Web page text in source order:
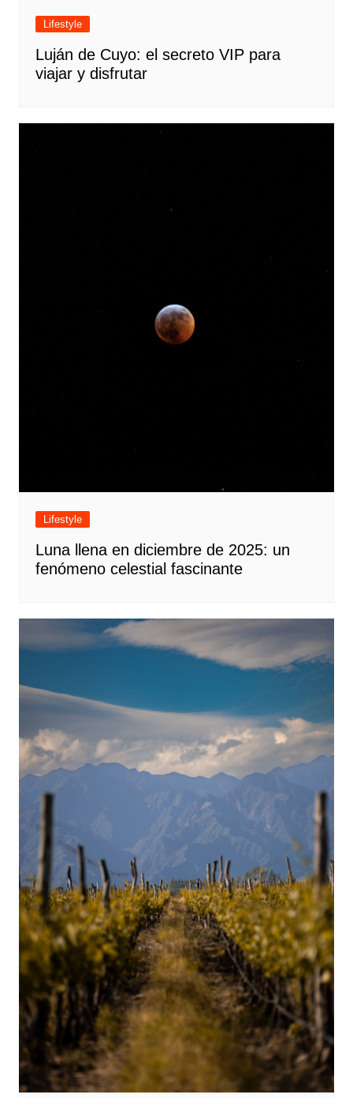
Lifestyle
Luján de Cuyo: el secreto VIP para
viajar y disfrutar
Lifestyle
Luna llena en diciembre de 2025: un
fenómeno celestial fascinante